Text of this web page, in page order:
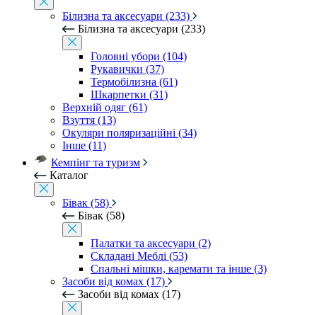
Білизна та аксесуари (233)
Білизна та аксесуари (233)
Головні убори (104)
Рукавички (37)
Термобілизна (61)
Шкарпетки (31)
Верхній одяг (61)
Взуття (13)
Окуляри поляризаційні (34)
Інше (11)
Кемпінг та туризм
Каталог
Бівак (58)
Бівак (58)
Палатки та аксесуари (2)
Складані Меблі (53)
Спальні мішки, каремати та інше (3)
Засоби від комах (17)
Засоби від комах (17)